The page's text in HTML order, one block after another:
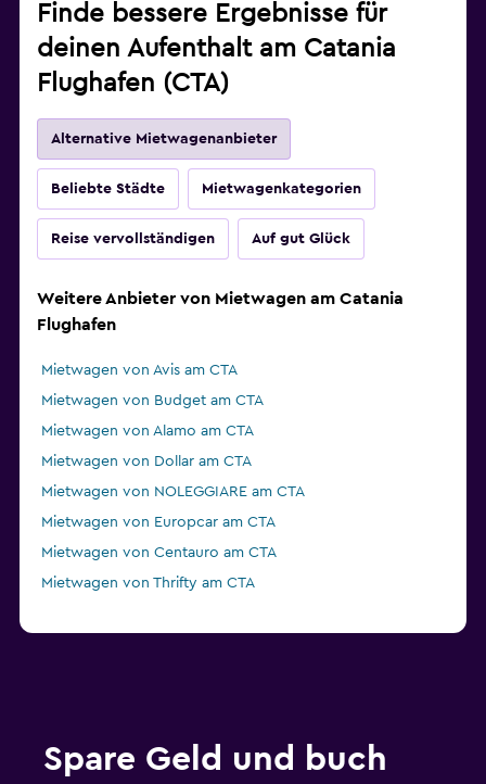
Finde bessere Ergebnisse für
deinen Aufenthalt am Catania
Flughafen (CTA)
Alternative Mietwagenanbieter
Beliebte Städte Mietwagenkategorien
Reise vervollständigen Auf gut Glück
Weitere Anbieter von Mietwagen am Catania
Flughafen
Mietwagen von Avis am CTA
Mietwagen von Budget am CTA
Mietwagen von Alamo am CTA
Mietwagen von Dollar am CTA
Mietwagen von NOLEGGIARE am CTA
Mietwagen von Europcar am CTA
Mietwagen von Centauro am CTA
Mietwagen von Thrifty am CTA
Spare Geld und buch